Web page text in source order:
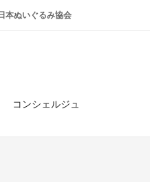
本ぬいぐるみ協会
コンシェルジュ